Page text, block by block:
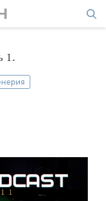
1.